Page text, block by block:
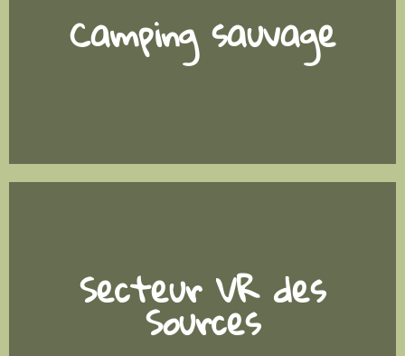
Camping sauvage
Secteur VR des
Sources